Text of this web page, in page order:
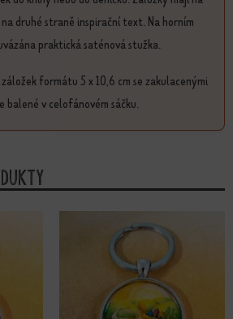
druhé straně inspirační text. Na horním
praktická saténová stužka.
formátu 5 x 10,6 cm se zakulacenými
balené v celofánovém sáčku.